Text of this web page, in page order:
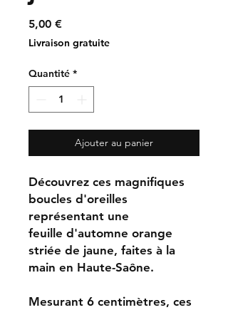
5,00 €Prix
Livraison gratuite
Quantité *
Ajouter au panier
Découvrez ces magnifiques
boucles d'oreilles
représentant une
feuille d'automne orange
striée de jaune, faites à la
main en Haute-Saône.
Mesurant 6 centimètres, ces